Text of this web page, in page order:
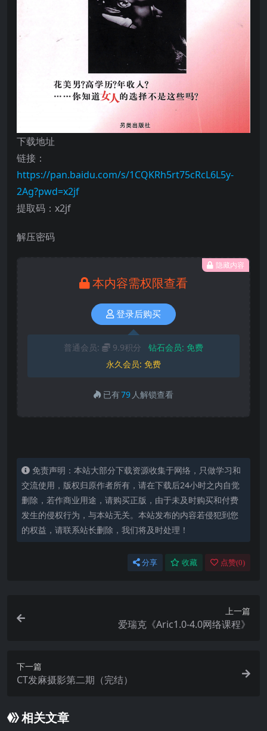
下载地址
链接：
https://pan.baidu.com/s/1CQKRh5rt75cRcL6L5y-
2Ag?pwd=x2jf
提取码：x2jf
解压密码
隐藏内容
本内容需权限查看
登录后购买
普通会员: 9.9积分 钻石会员: 免费
永久会员: 免费
已有79 人解锁查看
免责声明：本站大部分下载资源收集于网络，只做学习和
交流使用，版权归原作者所有，请在下载后24小时之内自觉
删除，若作商业用途，请购买正版，由于未及时购买和付费
发生的侵权行为，与本站无关。本站发布的内容若侵犯到您
的权益，请联系站长删除，我们将及时处理！
分享 收藏 点赞(0)
上一篇
爱瑞克《Aric1.0-4.0网络课程》
下一篇
CT发麻摄影第二期（完结）
相关文章